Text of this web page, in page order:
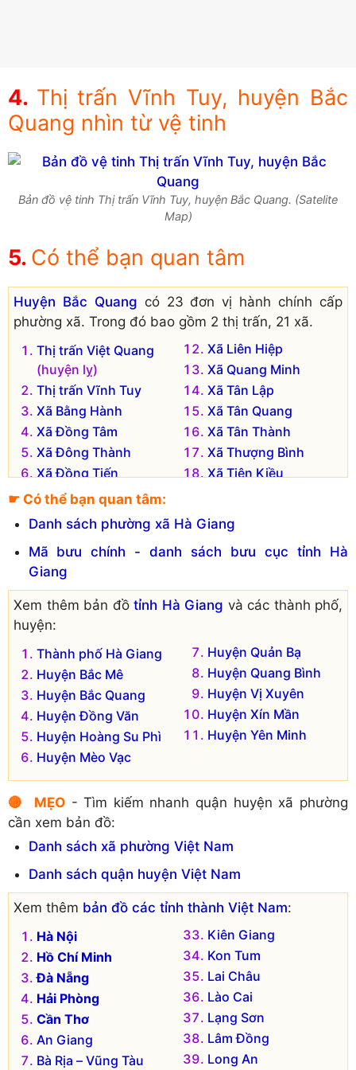
Thị trấn Vĩnh Tuy, huyện Bắc
Quang nhìn từ vệ tinh
Bản đồ vệ tinh Thị trấn Vĩnh Tuy, huyện Bắc Quang. (Satelite
Map)
Có thể bạn quan tâm
Huyện Bắc Quang có 23 đơn vị hành chính cấp
phường xã. Trong đó bao gồm 2 thị trấn, 21 xã.
Thị trấn Việt Quang
(huyện lỵ)
Thị trấn Vĩnh Tuy
Xã Bằng Hành
Xã Đồng Tâm
Xã Đông Thành
Xã Đồng Tiến
Xã Đồng Yên
Xã Đức Xuân
Xã Hùng An
Xã Hữu Sản
Xã Kim Ngọc
Xã Liên Hiệp
Xã Quang Minh
Xã Tân Lập
Xã Tân Quang
Xã Tân Thành
Xã Thượng Bình
Xã Tiên Kiều
Xã Việt Vinh
Xã Vĩnh Hảo
Xã Vĩnh Phúc
☛ Có thể bạn quan tâm:
Danh sách phường xã Hà Giang
Mã bưu chính - danh sách bưu cục tỉnh Hà
Giang
Xem thêm bản đồ tỉnh Hà Giang và các thành phố,
huyện:
Thành phố Hà Giang
Huyện Bắc Mê
Huyện Bắc Quang
Huyện Đồng Văn
Huyện Hoàng Su Phì
Huyện Mèo Vạc
Huyện Quản Bạ
Huyện Quang Bình
Huyện Vị Xuyên
Huyện Xín Mần
Huyện Yên Minh
🔴 MẸO- Tìm kiếm nhanh quận huyện xã phường
cần xem bản đồ:
Danh sách xã phường Việt Nam
Danh sách quận huyện Việt Nam
Xem thêm bản đồ các tỉnh thành Việt Nam:
Hà Nội
Hồ Chí Minh
Đà Nẵng
Hải Phòng
Cần Thơ
An Giang
Bà Rịa – Vũng Tàu
Kiên Giang
Kon Tum
Lai Châu
Lào Cai
Lạng Sơn
Lâm Đồng
Long An